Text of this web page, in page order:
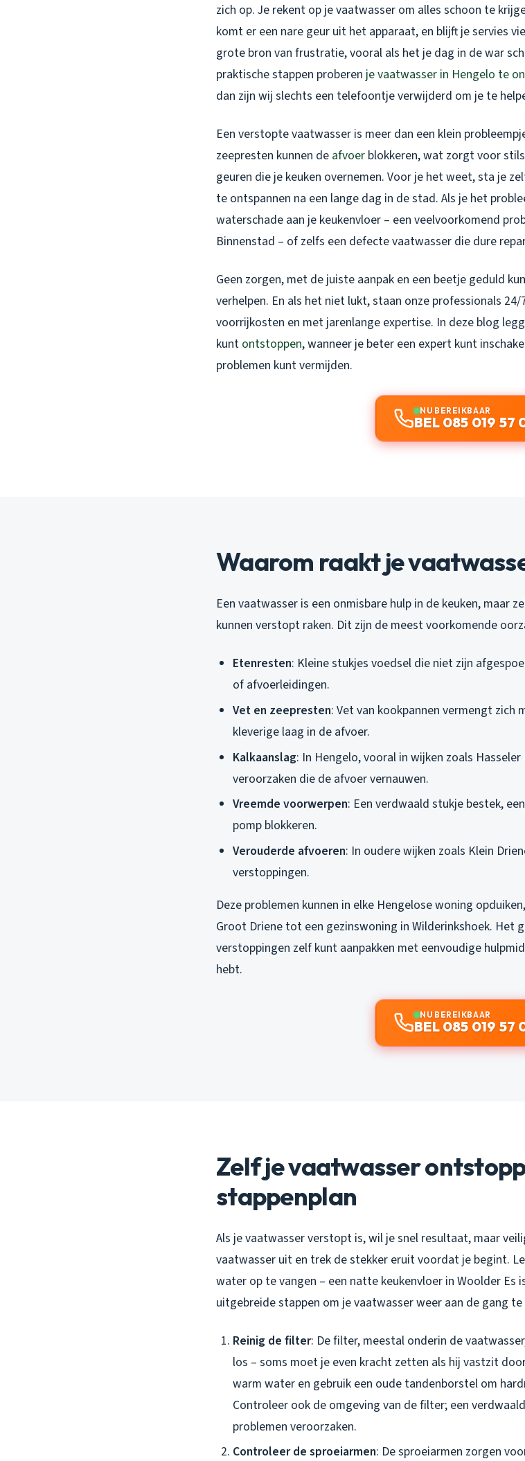
zich op. Je rekent op je vaatwasser om alles schoon te
komt er een nare geur uit het apparaat, en blijft je servies
grote bron van frustratie, vooral als het je dag in de war
praktische stappen proberen je vaatwasser in Hengelo te
dan zijn wij slechts een telefoontje verwijderd om je te
Een verstopte vaatwasser is meer dan een klein
zeepresten kunnen de afvoer blokkeren, wat zorgt voor
geuren die je keuken overnemen. Voor je het weet, sta je
te ontspannen na een lange dag in de stad. Als je het
waterschade aan je keukenvloer – een veelvoorkomend
Binnenstad – of zelfs een defecte vaatwasser die dure
Geen zorgen, met de juiste aanpak en een beetje geduld
verhelpen. En als het niet lukt, staan onze professionals
voorrijkosten en met jarenlange expertise. In deze blog
kunt ontstoppen, wanneer je beter een expert kunt
problemen kunt vermijden.
NU BEREIKBAAR
BEL 085 019 57
Waarom raakt je
Een vaatwasser is een onmisbare hulp in de keuken, maar
kunnen verstopt raken. Dit zijn de meest voorkomende
Etenresten: Kleine stukjes voedsel die niet zijn
of afvoerleidingen.
Vet en zeepresten: Vet van kookpannen vermengt zich
kleverige laag in de afvoer.
Kalkaanslag: In Hengelo, vooral in wijken zoals
veroorzaken die de afvoer vernauwen.
Vreemde voorwerpen: Een verdwaald stukje bestek,
pomp blokkeren.
Verouderde afvoeren: In oudere wijken zoals Klein
verstoppingen.
Deze problemen kunnen in elke Hengelose woning
Groot Driene tot een gezinswoning in Wilderinkshoek. Het
verstoppingen zelf kunt aanpakken met eenvoudige
hebt.
NU BEREIKBAAR
BEL 085 019 57
Zelf je vaatwasser
stappenplan
Als je vaatwasser verstopt is, wil je snel resultaat, maar
vaatwasser uit en trek de stekker eruit voordat je begint.
water op te vangen – een natte keukenvloer in Woolder
uitgebreide stappen om je vaatwasser weer aan de gang te
Reinig de filter: De filter, meestal onderin de
los – soms moet je even kracht zetten als hij vastzit
warm water en gebruik een oude tandenborstel om
Controleer ook de omgeving van de filter; een
problemen veroorzaken.
Controleer de sproeiarmen: De sproeiarmen zorgen